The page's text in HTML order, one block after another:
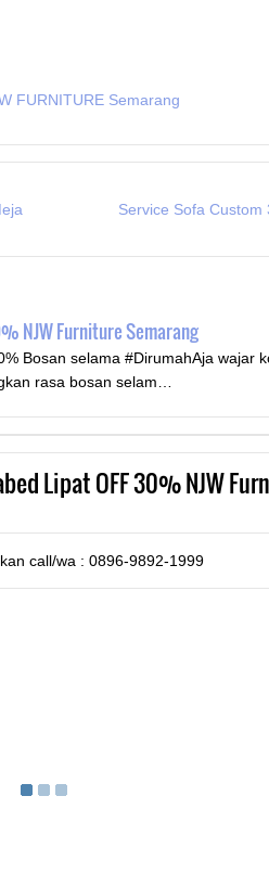
FURNITURE Semarang
Service Sofa Custom
NJW Furniture Semarang
Bosan selama #DirumahAja wajar
rasa bosan selam…
Lipat OFF 30% NJW
call/wa : 0896-9892-1999